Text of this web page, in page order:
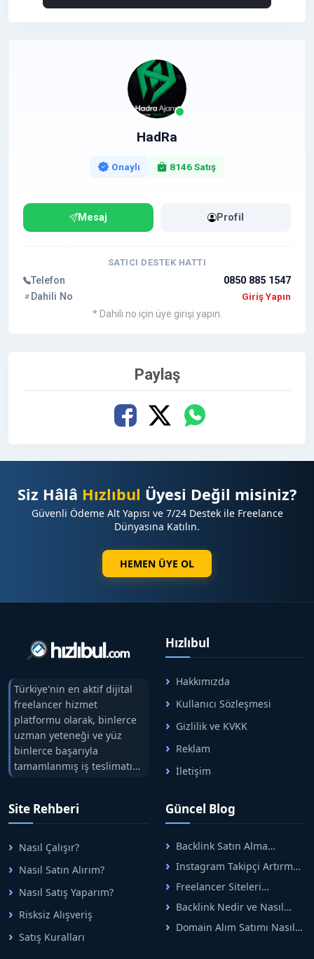
HadRa
Onaylı 8146 Satış
Mesaj Profil
SATICI DESTEK HATTI
Telefon
0850 885 1547
Dahili No
Giriş Yapın
* Dahili no için üye girişi yapın.
Paylaş
Siz Hâlâ Hızlıbul Üyesi Değil misiniz?
Güvenli Ödeme Alt Yapısı ve 7/24 Destek ile Freelance
Dünyasına Katılın.
HEMEN ÜYE OL
Türkiye'nin en aktif dijital
freelancer hizmet
platformu olarak, binlerce
uzman yeteneği ve yüz
binlerce başarıyla
tamamlanmış iş teslimatını
tek çatıda buluşturuyoruz.
arasındaki süreci risksiz
alışveriş sistemi ile koruyan
ticaretin güvenli
adreslerinden birisidir.
Hızlıbul
Hakkımızda
Kullanıcı Sözleşmesi
Gizlilik ve KVKK
Reklam
İletişim
Site Rehberi
Nasıl Çalışır?
Nasıl Satın Alırım?
Nasıl Satış Yaparım?
Risksiz Alışveriş
Satış Kuralları
Güncel Blog
Backlink Satın Alma
Rehberi: Güvenli SEO İçin
Doğru Adımlar
Instagram Takipçi Artırma
Yöntemleri: Organik Büyüme
Rehberi
Freelancer Siteleri
Arasında Doğru Seçim Nasıl
Yapılır
Backlink Nedir ve Nasıl
Alınır? Etkili Yöntemler
Domain Alım Satımı Nasıl